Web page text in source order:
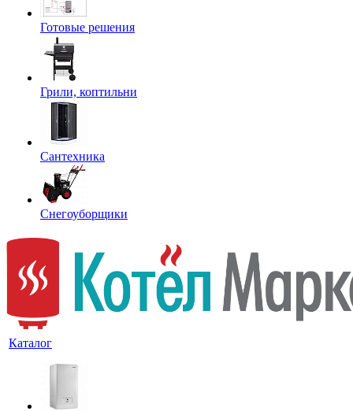
Готовые решения
Грили, коптильни
Сантехника
Снегоуборщики
Каталог